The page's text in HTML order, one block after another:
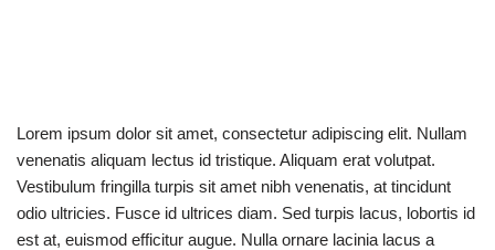
Lorem ipsum dolor sit amet, consectetur adipiscing elit. Nullam
venenatis aliquam lectus id tristique. Aliquam erat volutpat.
Vestibulum fringilla turpis sit amet nibh venenatis, at tincidunt
odio ultricies. Fusce id ultrices diam. Sed turpis lacus, lobortis id
est at, euismod efficitur augue. Nulla ornare lacinia lacus a